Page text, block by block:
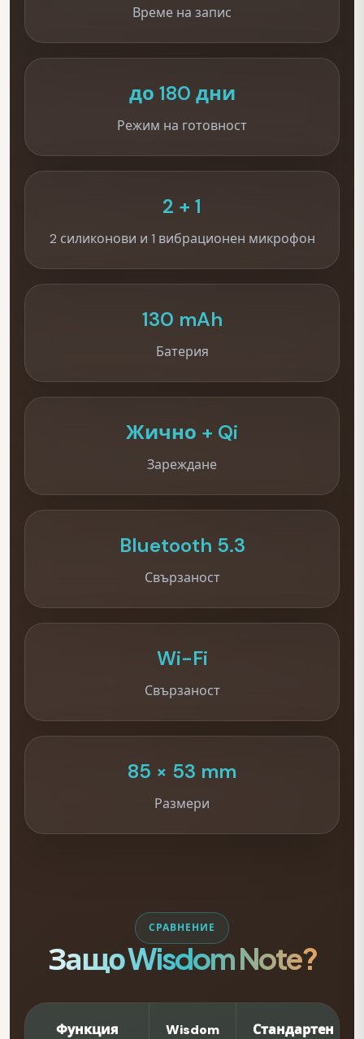
Време на запис
до 180 дни
Режим на готовност
2 + 1
2 силиконови и 1 вибрационен микрофон
130 mAh
Батерия
Жично + Qi
Зареждане
Bluetooth 5.3
Свързаност
Wi-Fi
Свързаност
85 × 53 mm
Размери
СРАВНЕНИЕ
Защо Wisdom Note?
Функция
Wisdom
Стандартен